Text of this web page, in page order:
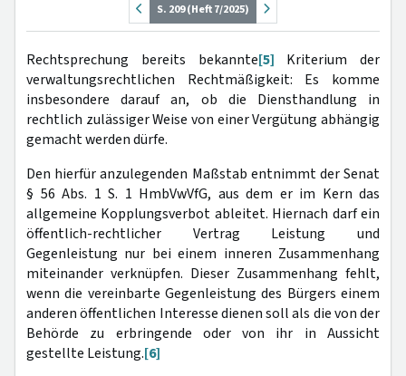
S. 209 (Heft 7/2025)
Rechtsprechung bereits bekannte[5] Kriterium der
verwaltungsrechtlichen Rechtmäßigkeit: Es komme
insbesondere darauf an, ob die Diensthandlung in
rechtlich zulässiger Weise von einer Vergütung abhängig
gemacht werden dürfe.
Den hierfür anzulegenden Maßstab entnimmt der Senat
§ 56 Abs. 1 S. 1 HmbVwVfG, aus dem er im Kern das
allgemeine Kopplungsverbot ableitet. Hiernach darf ein
öffentlich-rechtlicher Vertrag Leistung und
Gegenleistung nur bei einem inneren Zusammenhang
miteinander verknüpfen. Dieser Zusammenhang fehlt,
wenn die vereinbarte Gegenleistung des Bürgers einem
anderen öffentlichen Interesse dienen soll als die von der
Behörde zu erbringende oder von ihr in Aussicht
gestellte Leistung.[6]